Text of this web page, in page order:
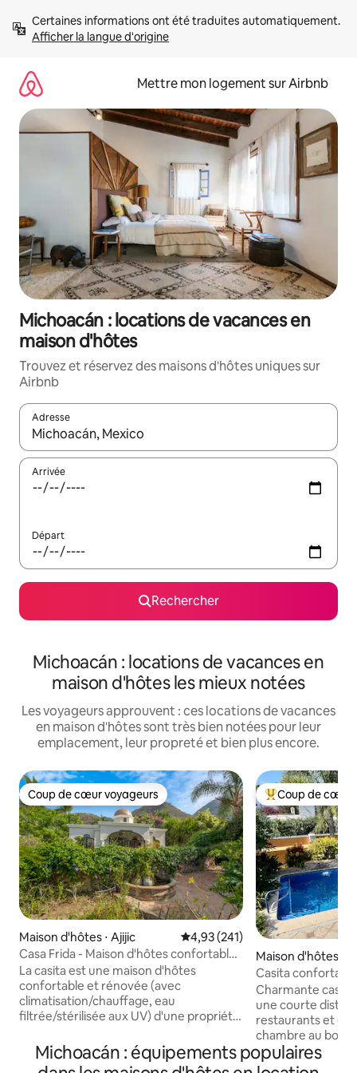
directement
Afficher la langue d'origine
Mettre mon logement sur Airbnb
Michoacán : locations de vacances en
maison d'hôtes
Trouvez et réservez des maisons d'hôtes uniques sur
Airbnb
Adresse
Lorsque les résultats s'affichent, utilisez les flèches vers le
Arrivée
Départ
Rechercher
Michoacán : locations de vacances en
maison d'hôtes les mieux notées
Les voyageurs approuvent : ces locations de vacances
en maison d'hôtes sont très bien notées pour leur
emplacement, leur propreté et bien plus encore.
Coup de cœur voyageurs
Coup de cœur voyageurs
Maison d'hôtes ⋅ Ajijic Évaluation moyenne sur la
4,93 (241)
Casa Frida - Maison d'hôtes confortable
dans un domaine.
La casita est une maison d'hôtes
confortable et rénovée (avec
climatisation/chauffage, eau
filtrée/stérilisée aux UV) d'une propriété
terrasse sur le toit avec vue sur les
montagnes et le lac. La casita de
Coups de cœur
Coup de cœur
Maison d'hôtes ⋅
Casita
et mirador !
Charmante casita
une courte
restaurants et
chambre au bord
d'un lit King Size,
connectée et
Michoacán : équipements populaires